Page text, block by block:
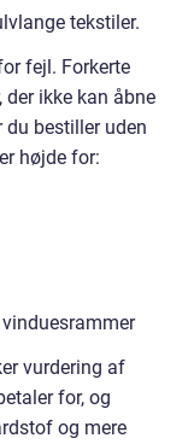
tekstiler.
fejl. Forkerte
der ikke kan åbne
du bestiller uden
højde for:
vurdering af
for, og
og mere